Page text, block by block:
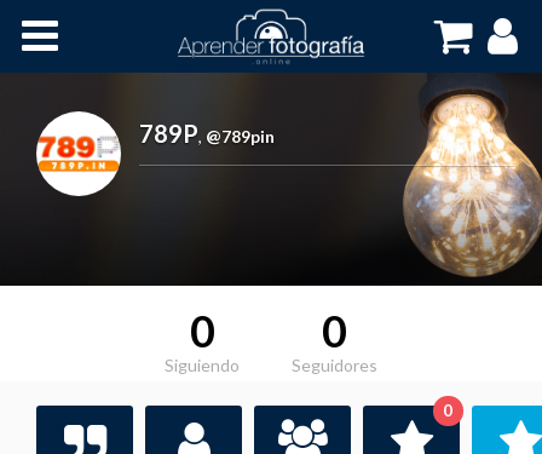
Cursos OnLine
789P, @789pin
0
Siguiendo
0
Seguidores
0